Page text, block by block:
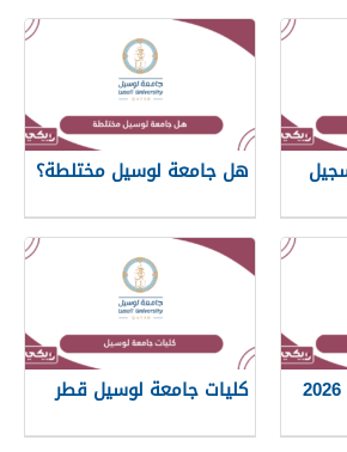
هل جامعة لوسيل مختلطة؟
كليات جامعة لوسيل قطر